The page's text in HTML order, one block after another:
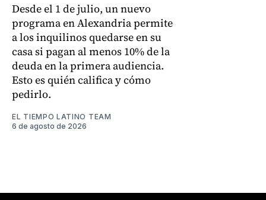
Desde el 1 de julio, un nuevo
programa en Alexandria permite
a los inquilinos quedarse en su
casa si pagan al menos 10% de la
deuda en la primera audiencia.
Esto es quién califica y cómo
pedirlo.
EL TIEMPO LATINO TEAM
6 de agosto de 2026